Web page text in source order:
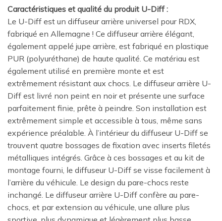
Caractéristiques et qualité du produit U-Diff :
Le U-Diff est un diffuseur arrière universel pour RDX,
fabriqué en Allemagne ! Ce diffuseur arrière élégant,
également appelé jupe arrière, est fabriqué en plastique
PUR (polyuréthane) de haute qualité. Ce matériau est
également utilisé en première monte et est
extrêmement résistant aux chocs. Le diffuseur arrière U-
Diff est livré non peint en noir et présente une surface
parfaitement finie, prête à peindre. Son installation est
extrêmement simple et accessible à tous, même sans
expérience préalable. À l’intérieur du diffuseur U-Diff se
trouvent quatre bossages de fixation avec inserts filetés
métalliques intégrés. Grâce à ces bossages et au kit de
montage fourni, le diffuseur U-Diff se visse facilement à
l’arrière du véhicule. Le design du pare-chocs reste
inchangé. Le diffuseur arrière U-Diff confère au pare-
chocs, et par extension au véhicule, une allure plus